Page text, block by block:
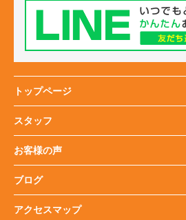
トップページ
スタッフ
お客様の声
ブログ
アクセスマップ